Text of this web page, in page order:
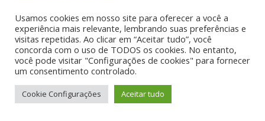
Este site utiliza o Akismet para reduzir spam. Saiba como
seus dados em comentários são processados .
Usamos cookies em nosso site para oferecer a você a
experiência mais relevante, lembrando suas preferências e
visitas repetidas. Ao clicar em “Aceitar tudo”, você
concorda com o uso de TODOS os cookies. No entanto,
você pode visitar "Configurações de cookies" para fornecer
um consentimento controlado.
Cookie Configurações Aceitar tudo